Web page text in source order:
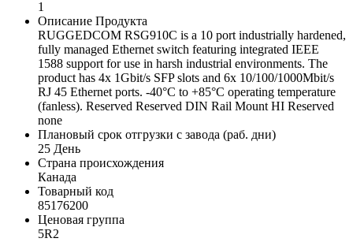
1
Описание Продукта
RUGGEDCOM RSG910C is a 10 port industrially hardened,
fully managed Ethernet switch featuring integrated IEEE
1588 support for use in harsh industrial environments. The
product has 4x 1Gbit/s SFP slots and 6x 10/100/1000Mbit/s
RJ 45 Ethernet ports. -40°C to +85°C operating temperature
(fanless). Reserved Reserved DIN Rail Mount HI Reserved
none
Плановый срок отгрузки с завода (раб. дни)
25 День
Страна происхождения
Канада
Товарный код
85176200
Ценовая группа
5R2